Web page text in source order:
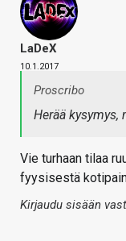
LaDeX
10.1.2017
Proscribo
Herää kysymys,
Vie turhaan tilaa
fyysisestä
Kirjaudu sisään